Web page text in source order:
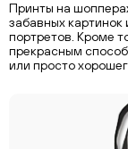
Принты на
забавных картинок
портретов. Кроме
прекрасным
или просто